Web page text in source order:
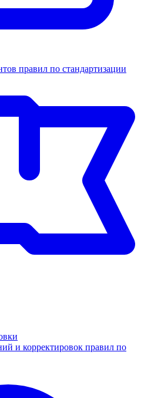
правил по стандартизации
и корректировок правил по